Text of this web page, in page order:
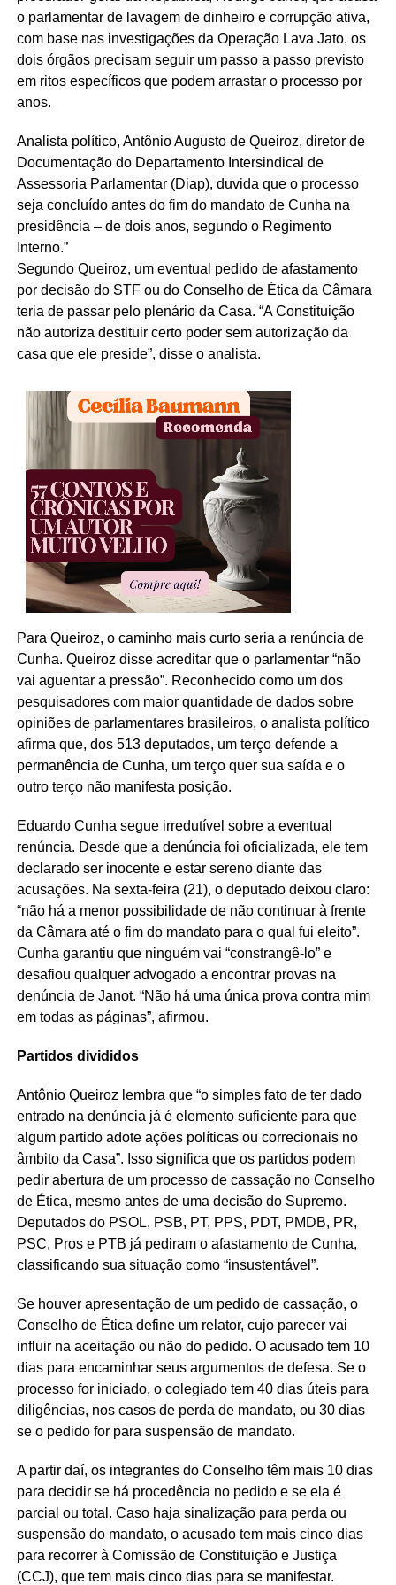
o parlamentar de lavagem de dinheiro e corrupção ativa,
com base nas investigações da Operação Lava Jato, os
dois órgãos precisam seguir um passo a passo previsto
em ritos específicos que podem arrastar o processo por
anos.
Analista político, Antônio Augusto de Queiroz, diretor de
Documentação do Departamento Intersindical de
Assessoria Parlamentar (Diap), duvida que o processo
seja concluído antes do fim do mandato de Cunha na
presidência – de dois anos, segundo o Regimento
Interno.”
Segundo Queiroz, um eventual pedido de afastamento
por decisão do STF ou do Conselho de Ética da Câmara
teria de passar pelo plenário da Casa. “A Constituição
não autoriza destituir certo poder sem autorização da
casa que ele preside”, disse o analista.
Para Queiroz, o caminho mais curto seria a renúncia de
Cunha. Queiroz disse acreditar que o parlamentar “não
vai aguentar a pressão”. Reconhecido como um dos
pesquisadores com maior quantidade de dados sobre
opiniões de parlamentares brasileiros, o analista político
afirma que, dos 513 deputados, um terço defende a
permanência de Cunha, um terço quer sua saída e o
outro terço não manifesta posição.
Eduardo Cunha segue irredutível sobre a eventual
renúncia. Desde que a denúncia foi oficializada, ele tem
declarado ser inocente e estar sereno diante das
acusações. Na sexta-feira (21), o deputado deixou claro:
“não há a menor possibilidade de não continuar à frente
da Câmara até o fim do mandato para o qual fui eleito”.
Cunha garantiu que ninguém vai “constrangê-lo” e
desafiou qualquer advogado a encontrar provas na
denúncia de Janot. “Não há uma única prova contra mim
em todas as páginas”, afirmou.
Partidos divididos
Antônio Queiroz lembra que “o simples fato de ter dado
entrado na denúncia já é elemento suficiente para que
algum partido adote ações políticas ou correcionais no
âmbito da Casa”. Isso significa que os partidos podem
pedir abertura de um processo de cassação no Conselho
de Ética, mesmo antes de uma decisão do Supremo.
Deputados do PSOL, PSB, PT, PPS, PDT, PMDB, PR,
PSC, Pros e PTB já pediram o afastamento de Cunha,
classificando sua situação como “insustentável”.
Se houver apresentação de um pedido de cassação, o
Conselho de Ética define um relator, cujo parecer vai
influir na aceitação ou não do pedido. O acusado tem 10
dias para encaminhar seus argumentos de defesa. Se o
processo for iniciado, o colegiado tem 40 dias úteis para
diligências, nos casos de perda de mandato, ou 30 dias
se o pedido for para suspensão de mandato.
A partir daí, os integrantes do Conselho têm mais 10 dias
para decidir se há procedência no pedido e se ela é
parcial ou total. Caso haja sinalização para perda ou
suspensão do mandato, o acusado tem mais cinco dias
para recorrer à Comissão de Constituição e Justiça
(CCJ), que tem mais cinco dias para se manifestar.